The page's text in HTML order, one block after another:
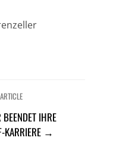
BEENDET IHRE
KARRIERE →